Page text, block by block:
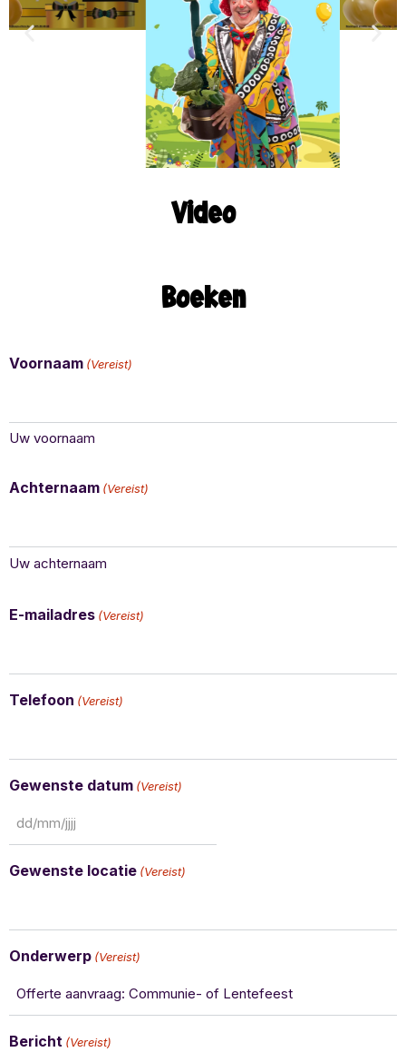
Video
Boeken
Voornaam (Vereist)
Uw voornaam
Achternaam (Vereist)
Uw achternaam
E-mailadres (Vereist)
Telefoon (Vereist)
Gewenste datum (Vereist)
Gewenste locatie (Vereist)
Onderwerp (Vereist)
Bericht (Vereist)